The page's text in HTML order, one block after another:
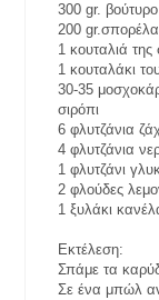
300 gr. βούτυρο
200
1 κουταλιά
1 κουταλάκι
30-35
σιρόπι
6 φλυτζάνια
4 φλυτζάνια
1 φλυτζάνι
2 φλούδες
1 ξυλάκι
Εκτέλεση:
Σπάμε τα
Σε ένα μπώλ